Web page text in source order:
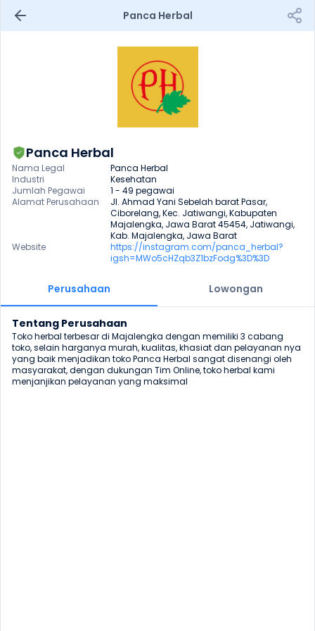
Panca Herbal
Panca Herbal
Nama Legal
Panca Herbal
Industri
Kesehatan
Jumlah Pegawai
1 - 49 pegawai
Alamat Perusahaan
Jl. Ahmad Yani Sebelah barat Pasar,
Ciborelang, Kec. Jatiwangi, Kabupaten
Majalengka, Jawa Barat 45454, Jatiwangi,
Kab. Majalengka, Jawa Barat
Website
https://instagram.com/panca_herbal?
igsh=MWo5cHZqb3Z1bzFodg%3D%3D
Perusahaan Lowongan
Tentang Perusahaan
Toko herbal terbesar di Majalengka dengan memiliki 3 cabang
toko, selain harganya murah, kualitas, khasiat dan pelayanan nya
yang baik menjadikan toko Panca Herbal sangat disenangi oleh
masyarakat, dengan dukungan Tim Online, toko herbal kami
menjanjikan pelayanan yang maksimal